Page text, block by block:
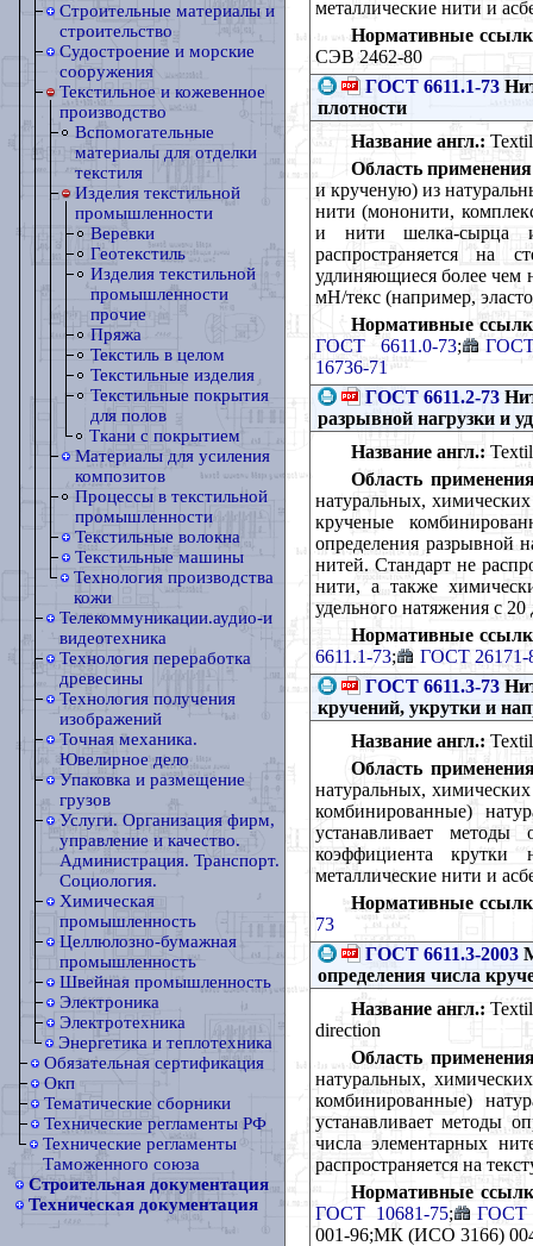
Строительные материалы и
строительство
Судостроение и морские
сооружения
Текстильное и кожевенное
производство
Вспомогательные
материалы для отделки
текстиля
Изделия текстильной
промышленности
Веревки
Геотекстиль
Изделия текстильной
промышленности
прочие
Пряжа
Текстиль в целом
Текстильные изделия
Текстильные покрытия
для полов
Ткани с покрытием
Материалы для усиления
композитов
Процессы в текстильной
промышленности
Текстильные волокна
Текстильные машины
Технология производства
кожи
Телекоммуникации.аудио-и
видеотехника
Технология переработка
древесины
Технология получения
изображений
Точная механика.
Ювелирное дело
Упаковка и размещение
грузов
Услуги. Организация фирм,
управление и качество.
Администрация. Транспорт.
Социология.
Химическая
промышленность
Целлюлозно-бумажная
промышленность
Швейная промышленность
Электроника
Электротехника
Энергетика и теплотехника
Обязательная сертификация
Окп
Тематические сборники
Технические регламенты РФ
Технические регламенты
Таможенного союза
Строительная документация
Техническая документация
металлические нити и
Нормативные
СЭВ 2462-80
ГОСТ 6611.1-73
плотности
Название англ.:
Область
и крученую) из
нити (мононити,
и нити шелка-сырца и
распространяется на
удлиняющиеся более чем
мН/текс (например,
Нормативные
ГОСТ 6611.0-73;
16736-71
ГОСТ 6611.2-73
разрывной нагрузки и
Название англ.:
Область
натуральных,
крученые
определения разрывной
нитей. Стандарт не
нити, а также
удельного натяжения с
Нормативные
6611.1-73;
ГОСТ 26171-
ГОСТ 6611.3-73
кручений, укрутки и
Название англ.:
Область
натуральных,
комбинированные)
устанавливает
коэффициента крутки
металлические нити и
Нормативные
73
ГОСТ 6611.3-2003
определения числа
Название англ.:
direction
Область
натуральных,
комбинированные)
устанавливает методы
числа элементарных
распространяется на
Нормативные
ГОСТ 10681-75;
ГОСТ
001-96;МК (ИСО 3166)